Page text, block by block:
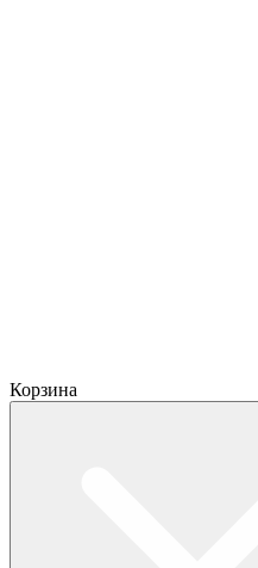
Корзина